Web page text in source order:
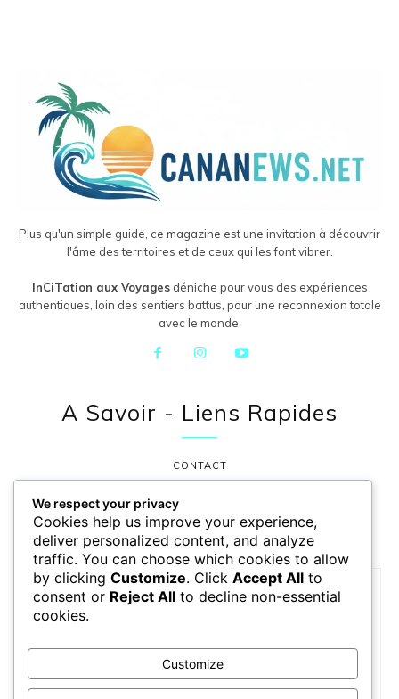
Plus qu'un simple guide, ce magazine est une invitation à découvrir
l'âme des territoires et de ceux qui les font vibrer.
InCiTation aux Voyagesdéniche pour vous des expériences
authentiques, loin des sentiers battus, pour une reconnexion totale
avec le monde.
A Savoir - Liens Rapides
CONTACT
MENTIONS LÉGALES
Ça vous plaît ?
nos aventures !
We respect your privacy
Cookies help us improve your experience,
deliver personalized content, and analyze
traffic. You can choose which cookies to allow
by clicking Customize. Click Accept All to
consent or Reject All to decline non-essential
cookies.
Customize